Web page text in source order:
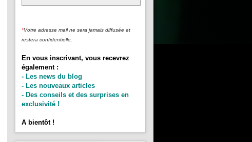
*Votre adresse mail ne sera jamais diffusée et
restera confidentielle.
En vous inscrivant, vous recevrez
également :
- Les news du blog
- Les nouveaux articles
- Des conseils et des surprises en
exclusivité !
A bientôt !